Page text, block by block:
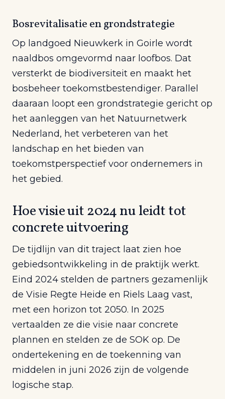
Bosrevitalisatie en grondstrategie
Op landgoed Nieuwkerk in Goirle wordt
naaldbos omgevormd naar loofbos. Dat
versterkt de biodiversiteit en maakt het
bosbeheer toekomstbestendiger. Parallel
daaraan loopt een grondstrategie gericht op
het aanleggen van het Natuurnetwerk
Nederland, het verbeteren van het
landschap en het bieden van
toekomstperspectief voor ondernemers in
het gebied.
Hoe visie uit 2024 nu leidt tot
concrete uitvoering
De tijdlijn van dit traject laat zien hoe
gebiedsontwikkeling in de praktijk werkt.
Eind 2024 stelden de partners gezamenlijk
de Visie Regte Heide en Riels Laag vast,
met een horizon tot 2050. In 2025
vertaalden ze die visie naar concrete
plannen en stelden ze de SOK op. De
ondertekening en de toekenning van
middelen in juni 2026 zijn de volgende
logische stap.